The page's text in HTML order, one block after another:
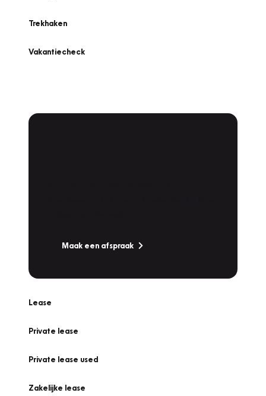
Trekhaken
Vakantiecheck
Maak een afspraak
Lease
Private lease
Private lease used
Zakelijke lease